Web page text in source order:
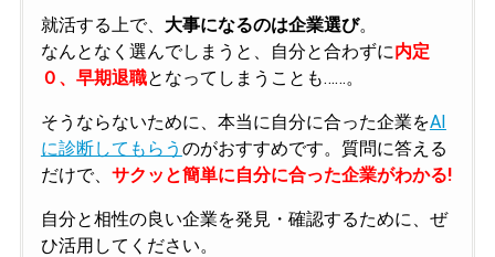
就活する上で、 大事になるのは企業選び。
なんとなく選んでしまうと、自分と合わずに内定
０、早期退職となってしまうことも……。
そうならないために、本当に自分に合った企業をAI
に診断してもらう のがおすすめです。質問に答える
だけで、 サクッと簡単に自分に合った企業がわかる!
自分と相性の良い企業を発見・確認するために、ぜ
ひ活用してください。